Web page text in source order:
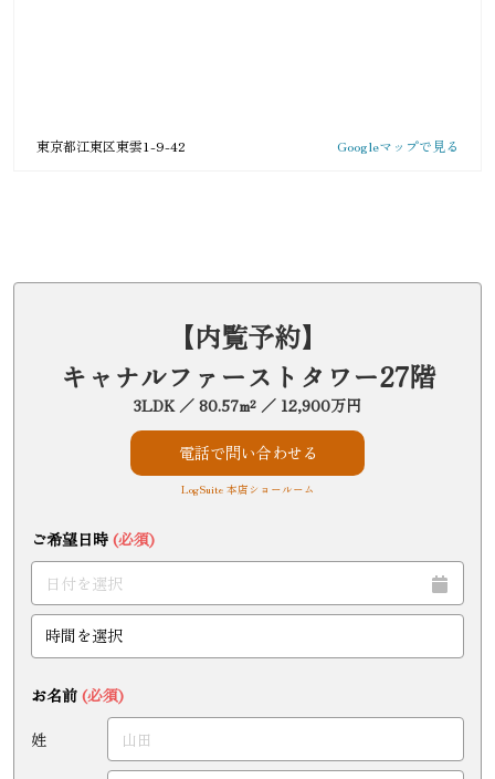
東京都江東区東雲1-9-42 Googleマップで見る
【内覧予約】
キャナルファーストタワー27階
3LDK ／ 80.57m² ／ 12,900万円
電話で問い合わせる
LogSuite 本店ショールーム
ご希望日時 (必須)
お名前 (必須)
姓